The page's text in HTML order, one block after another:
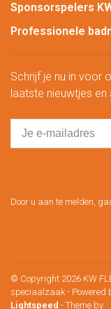
Sponsorspelers
Professionele
Schrijf je nu in voor
laatste nieuwtjes
Door u aan te melden,
© Copyright 2026 KW
speciaalzaak - Powered
Lightspeed - Theme by